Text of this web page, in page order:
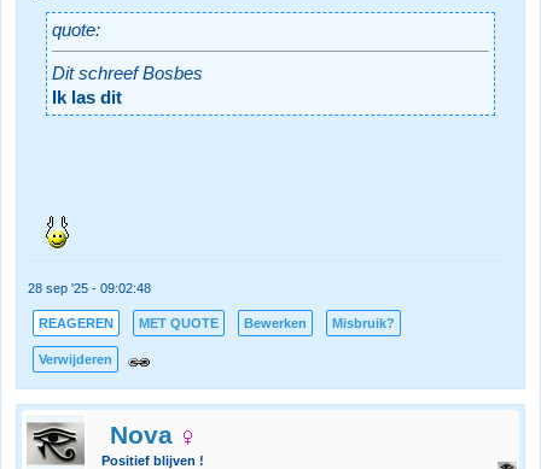
quote:
Dit schreef Bosbes
Ik las dit
28 sep '25 - 09:02:48
REAGEREN MET QUOTE Bewerken Misbruik?
Verwijderen
Nova
Positief blijven !